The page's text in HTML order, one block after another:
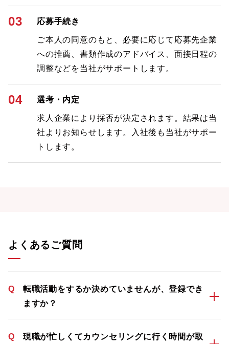
03 応募手続き
ご本人の同意のもと、必要に応じて応募先企業
への推薦、書類作成のアドバイス、面接日程の
調整などを当社がサポートします。
04 選考・内定
求人企業により採否が決定されます。結果は当
社よりお知らせします。入社後も当社がサポー
トします。
よくあるご質問
Q
転職活動をするか決めていませんが、登録でき
ますか？
Q
現職が忙しくてカウンセリングに行く時間が取